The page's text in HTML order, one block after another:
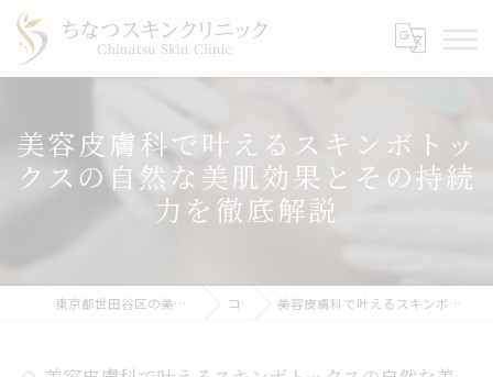
美容皮膚科で叶えるスキンボトッ
クスの自然な美肌効果とその持続
力を徹底解説
東京都世田谷区の美容皮膚科ならちなつスキンクリニック コラム 美容皮膚科で叶えるスキンボトックスの自然な美肌効果とその持続力を徹底解説